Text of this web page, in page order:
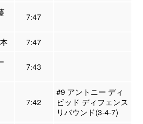
7:47
7:47
7:43
7:42
#9 アントニー ディ
ビッド ディフェンス
リバウンド(3-4-7)